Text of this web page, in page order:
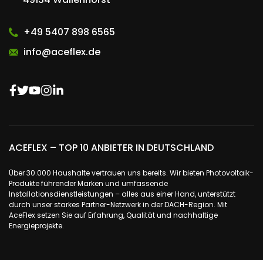
+49 5407 898 6565
info@aceflex.de
ACEFLEX – TOP 10 ANBIETER IN DEUTSCHLAND
Über 30.000 Haushalte vertrauen uns bereits. Wir bieten Photovoltaik-
Produkte führender Marken und umfassende
Installationsdienstleistungen – alles aus einer Hand, unterstützt
durch unser starkes Partner-Netzwerk in der DACH-Region. Mit
AceFlex setzen Sie auf Erfahrung, Qualität und nachhaltige
Energieprojekte.